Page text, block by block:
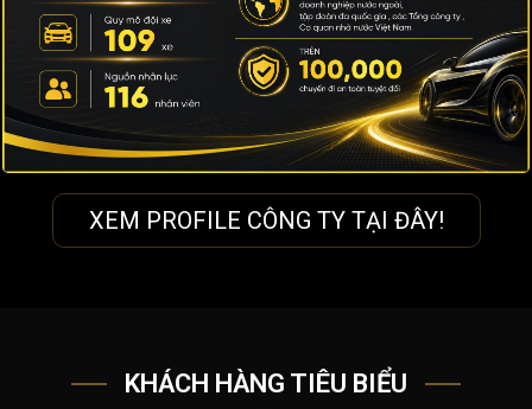
XEM PROFILE CÔNG TY TẠI ĐÂY!
KHÁCH HÀNG TIÊU BIỂU